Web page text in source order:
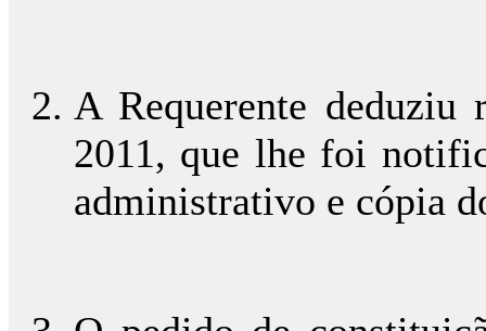
A Requerente deduziu
2011, que lhe foi
administrativo e cópia